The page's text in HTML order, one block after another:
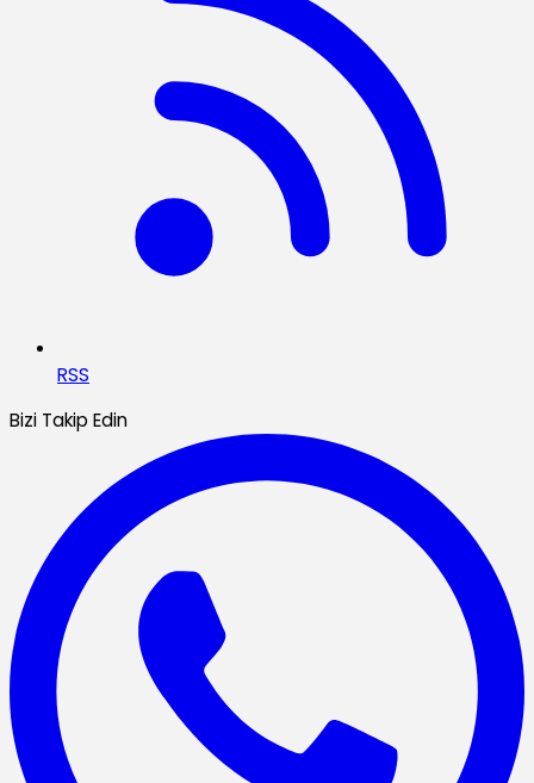
RSS
Bizi Takip Edin